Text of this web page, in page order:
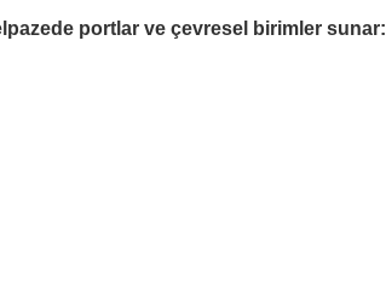
portlar ve çevresel birimler sunar: